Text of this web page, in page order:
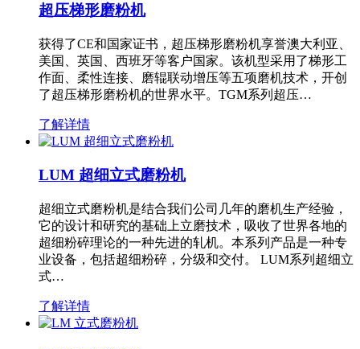
超压梯形磨粉机
获得了CE和国家证书，超压梯形磨粉机享誉澳大利亚、
美国、英国、西班牙等客户国家。该机型采用了梯形工
作面、柔性连接、磨辊联动增压等五项磨机技术，开创
了超压梯形磨粉机的世界水平。TGM系列超压…
了解详情
LUM 超细立式磨粉机
超细立式磨粉机是结合我们公司几年的磨机生产经验，
它的设计和研究的基础上立磨技术，吸收了世界各地的
超细粉碎理论的一种先进的轧机。本系列产品是一种专
业设备，包括超细粉碎，分级和交付。 LUM系列超细立
式…
了解详情